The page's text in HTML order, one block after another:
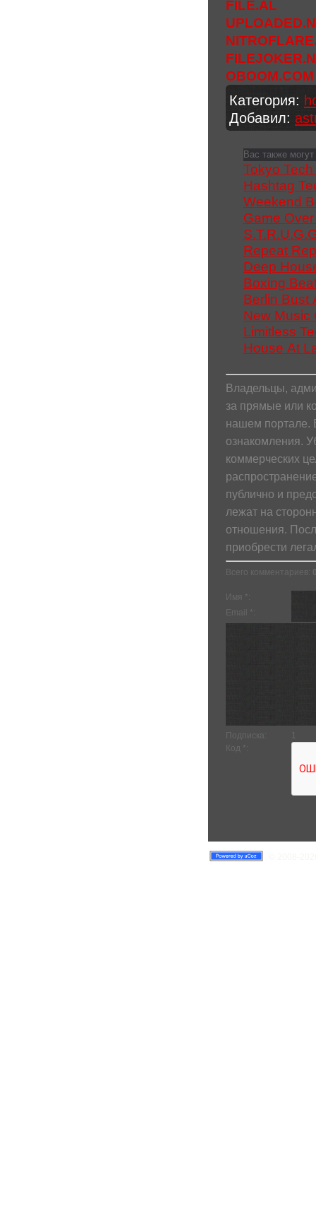
FILE.AL
OBOOM.COM
Категория:
Добавил:
Вас также
Tokyo
Hashtag
Weekend
Game
Repeat
Deep
Boxing
Berlin Bust
New Music
Limitless
House At
Владельцы,
за прямые или
нашем портале.
ознакомления.
коммерческих
публично и
лежат на
отношения.
приобрести
Всего комментариев :
Имя *:
Email *:
Подписка:
1
Код *: